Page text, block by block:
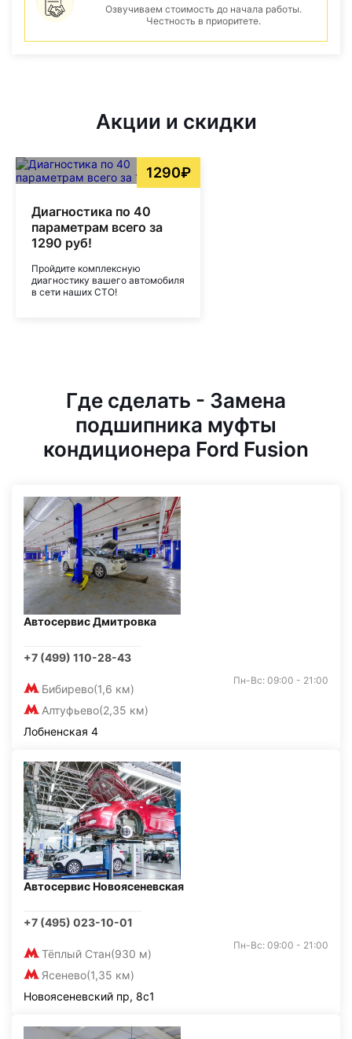
Озвучиваем стоимость до начала работы.
Честность в приоритете.
Акции и скидки
1290₽
Диагностика по 40
параметрам всего за
1290 руб!
Пройдите комплексную
диагностику вашего автомобиля
в сети наших СТО!
Где сделать - Замена
подшипника муфты
кондиционера Ford Fusion
Автосервис Дмитровка
+7 (499) 110-28-43
Бибирево(1,6 км)
Алтуфьево(2,35 км)
Пн-Вс: 09:00 - 21:00
Лобненская 4
Автосервис Новоясеневская
+7 (495) 023-10-01
Тёплый Стан(930 м)
Ясенево(1,35 км)
Пн-Вс: 09:00 - 21:00
Новоясеневский пр, 8с1